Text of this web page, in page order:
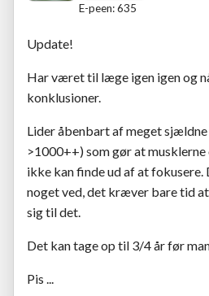
E-peen: 635
Update!
Har været til læge igen igen og
konklusioner.
Lider åbenbart af meget
>1000++) som gør at
ikke kan finde ud af at fokusere.
noget ved, det kræver bare tid at
sig til det.
Det kan tage op til 3/4 år før
Pis ...